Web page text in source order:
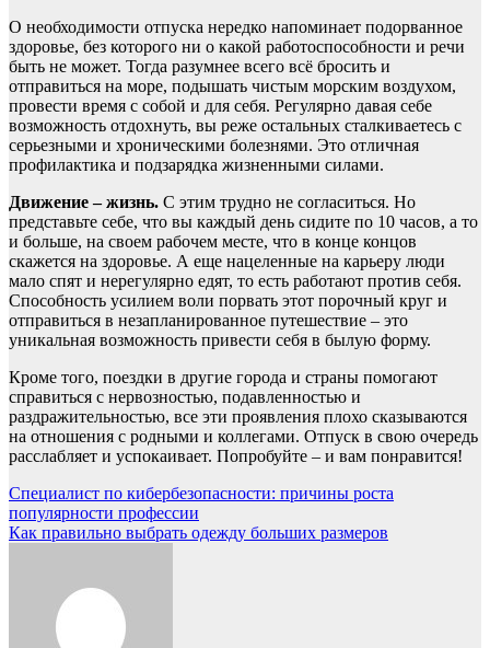
О необходимости отпуска нередко напоминает подорванное
здоровье, без которого ни о какой работоспособности и речи
быть не может. Тогда разумнее всего всё бросить и
отправиться на море, подышать чистым морским воздухом,
провести время с собой и для себя. Регулярно давая себе
возможность отдохнуть, вы реже остальных сталкиваетесь с
серьезными и хроническими болезнями. Это отличная
профилактика и подзарядка жизненными силами.
Движение – жизнь. С этим трудно не согласиться. Но
представьте себе, что вы каждый день сидите по 10 часов, а то
и больше, на своем рабочем месте, что в конце концов
скажется на здоровье. А еще нацеленные на карьеру люди
мало спят и нерегулярно едят, то есть работают против себя.
Способность усилием воли порвать этот порочный круг и
отправиться в незапланированное путешествие – это
уникальная возможность привести себя в былую форму.
Кроме того, поездки в другие города и страны помогают
справиться с нервозностью, подавленностью и
раздражительностью, все эти проявления плохо сказываются
на отношения с родными и коллегами. Отпуск в свою очередь
расслабляет и успокаивает. Попробуйте – и вам понравится!
Навигация
по
Специалист по кибербезопасности: причины роста
популярности профессии
Как правильно выбрать одежду больших размеров